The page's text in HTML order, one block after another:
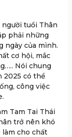
người tuổi Thân
phải những
ngày của mình.
cơ hội, mắc
Nói chung
2025 có thể
công việc
Tam Tai Thái
trở nên khó
làm cho chất